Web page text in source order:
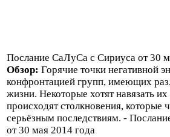
Послание СаЛуСа с Сириуса от 30
Обзор: Горячие точки негативной
конфронтацией групп, имеющих
жизни. Некоторые хотят навязать их
происходят столкновения, которые
серьёзным последствиям. -
от 30 мая 2014 года